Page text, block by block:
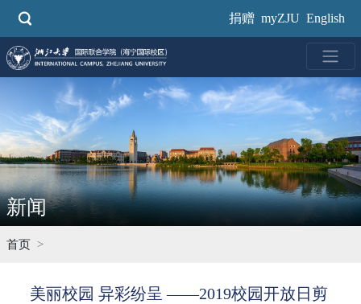
要
捐赠 myZJU English
新闻
首页
美丽校园 异彩纷呈 ——2019校园开放日剪